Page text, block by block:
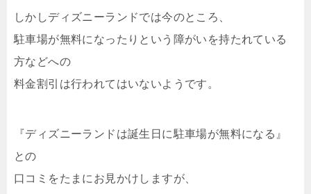
しかしディズニーランドでは今のところ、
駐車場が無料になったりという障がいを持たれている
方などへの
料金割引は行われてはいないようです。
『ディズニーランドは誕生日に駐車場が無料になる』
との
口コミをたまにお見かけしますが、